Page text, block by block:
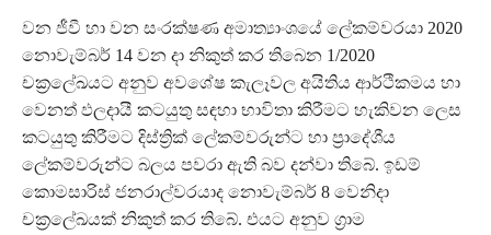
වන ජීවී හා වන සංරක්ෂණ අමාත්‍යාංශයේ ලේකම්වරයා 2020
නොවැම්බර් 14 වන දා නිකුත් කර තිබෙන 1/2020
චක්‍රලේඛයට අනුව අවශේෂ කැලෑවල අයිතිය ආර්ථිකමය හා
වෙනත් ඵලදායී කටයුතු සඳහා භාවිතා කිරීමට හැකිවන ලෙස
කටයුතු කිරීමට දිස්ත්‍රික් ලේකම්වරුන්ට හා ප්‍රාදේශීය
ලේකම්වරුන්ට බලය පවරා ඇති බව දන්වා තිබේ. ඉඩම්
කොමසාරිස් ජනරාල්වරයාද නොවැම්බර් 8 වෙනිදා
චක්‍රලේඛයක් නිකුත් කර තිබේ. එයට අනුව ග්‍රාම